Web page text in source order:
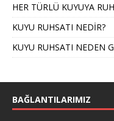
HER TÜRLÜ KUYUYA
KUYU RUHSATI NEDİR?
KUYU RUHSATI NEDEN
BAĞLANTILARIMIZ